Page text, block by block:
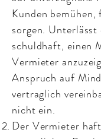
Kunden
sorgen. Unterlässt
schuldhaft, einen
Vermieter
Anspruch auf
vertraglich
nicht ein.
Der Vermieter